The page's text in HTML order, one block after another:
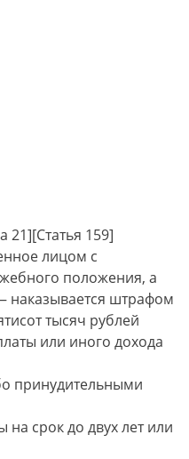
21][Статья 159]
лицом с
положения, а
наказывается штрафом
тысяч рублей
или иного дохода
принудительными
срок до двух лет или